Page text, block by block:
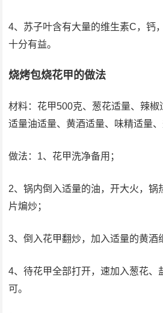
4、苏子叶含有大量的维生素C，钙
十分有益。
烧烤包烧花甲的做法
材料：花甲500克、葱花适量、辣
适量油适量、黄酒适量、味精适量、
做法：1、花甲洗净备用；
2、锅内倒入适量的油，开大火，锅
片煸炒；
3、倒入花甲翻炒，加入适量的黄酒
4、待花甲全部打开，速加入葱花、
可。